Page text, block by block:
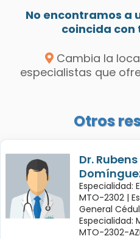
No encontramos a
coincida con
Cambia la
especialistas que
Otros
Dr.
Especialidad:
MTO-2302 |
General
Especialidad:
MTO-2302-